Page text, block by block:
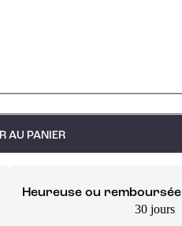
AU PANIER
Heureuse ou remboursée
30 jours